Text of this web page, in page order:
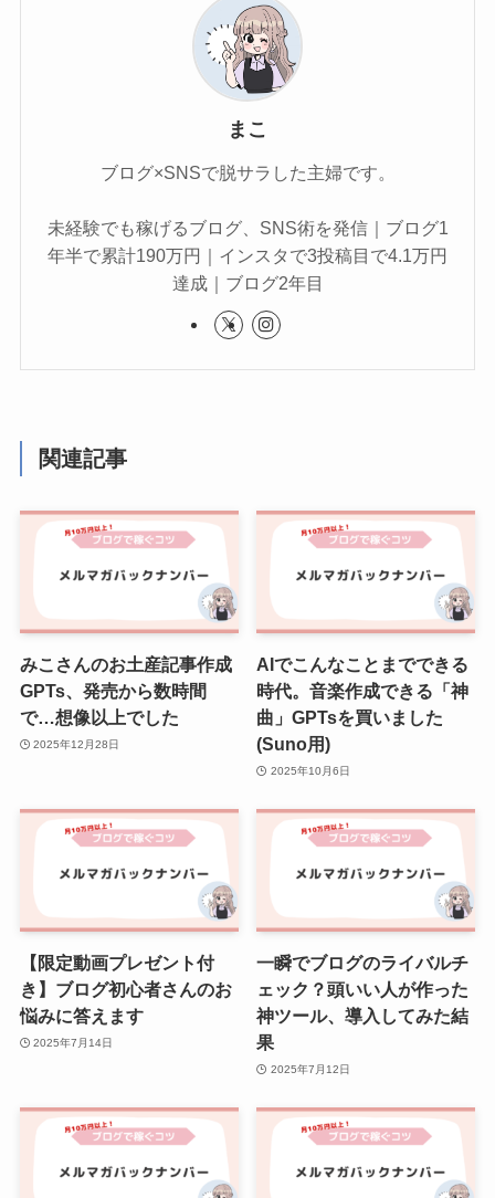
まこ
ブログ×SNSで脱サラした主婦です。
未経験でも稼げるブログ、SNS術を発信｜ブログ1
年半で累計190万円｜インスタで3投稿目で4.1万円
達成｜ブログ2年目
関連記事
みこさんのお土産記事作成
GPTs、発売から数時間
で…想像以上でした
2025年12月28日
AIでこんなことまでできる
時代。音楽作成できる「神
曲」GPTsを買いました
(Suno用)
2025年10月6日
【限定動画プレゼント付
き】ブログ初心者さんのお
悩みに答えます
2025年7月14日
一瞬でブログのライバルチ
ェック？頭いい人が作った
神ツール、導入してみた結
果
2025年7月12日